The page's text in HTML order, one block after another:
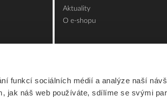
funkcí sociálních médií a analýze naší
jak náš web používáte, sdílíme se svými
Aktuality
O e-shopu